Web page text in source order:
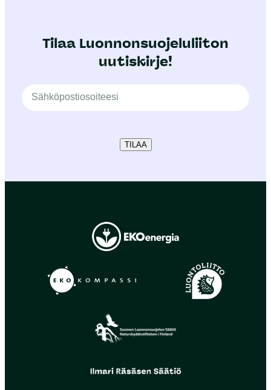
Tilaa Luonnonsuojeluliiton
uutiskirje!
TILAA